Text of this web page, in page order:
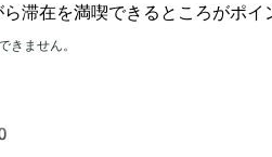
滞在を満喫できるところがポイ
きません。